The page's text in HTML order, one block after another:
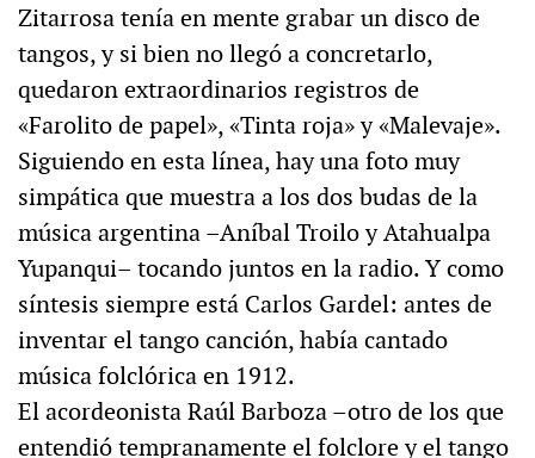
Zitarrosa tenía en mente grabar un disco de
tangos, y si bien no llegó a concretarlo,
quedaron extraordinarios registros de
«Farolito de papel», «Tinta roja» y «Malevaje».
Siguiendo en esta línea, hay una foto muy
simpática que muestra a los dos budas de la
música argentina –Aníbal Troilo y Atahualpa
Yupanqui– tocando juntos en la radio. Y como
síntesis siempre está Carlos Gardel: antes de
inventar el tango canción, había cantado
música folclórica en 1912.
El acordeonista Raúl Barboza –otro de los que
entendió tempranamente el folclore y el tango